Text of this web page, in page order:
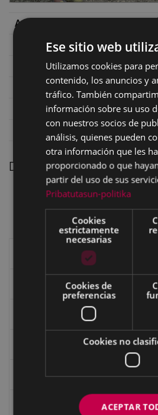
Autores
2018
978-
Número de páginas
494
Eibarko
Colección
Ego
Descarga en formato PDF
VIAJE POR EL PAIS DE LOS
Libros de Eibar
Revista "Eibar"
Guía cultural
Ese sitio web
Utilizamos cookies para
contenido, los anuncios y
tráfico. También
información sobre su uso
con nuestros socios de
análisis, quienes pueden
otra información que les
proporcionado o que
partir del uso de sus
Pribatutasun-politika
Cookies
estrictamente
necesarias
Cookies de
preferencias
Cookies no
ACEPTAR